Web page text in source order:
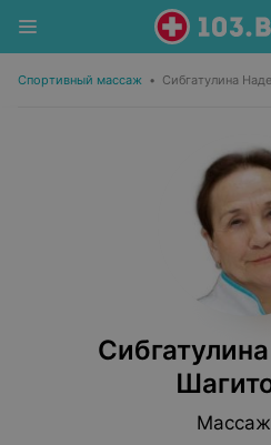
Спортивный массаж • Сибгатулина